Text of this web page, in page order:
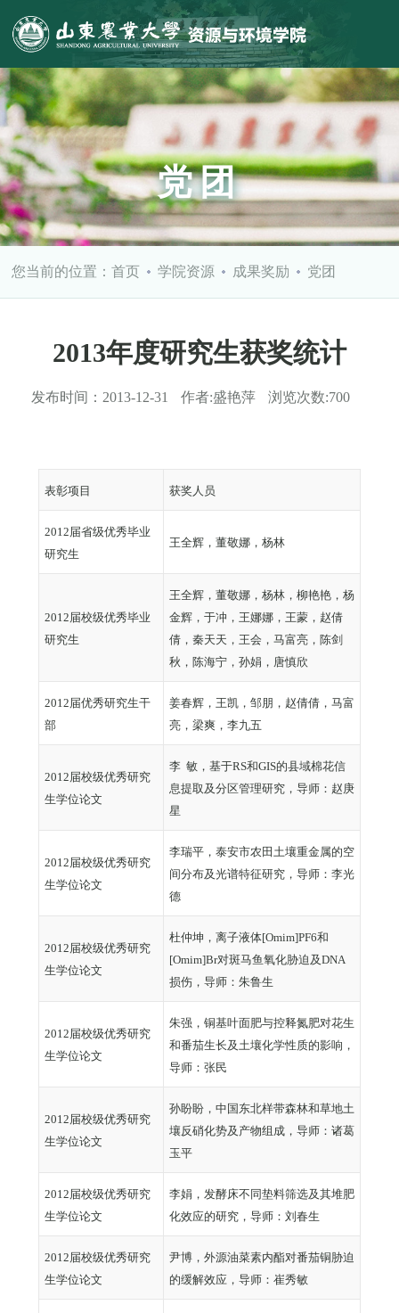
党团
您当前的位置：首页 学院资源 成果奖励 党团
2013年度研究生获奖统计
发布时间： 2013-12-31 作者:盛艳萍 浏览次数:700
表彰项目 获奖人员
2012届省级优秀毕业
研究生
王全辉，董敬娜，杨林
2012届校级优秀毕业
研究生
王全辉，董敬娜，杨林，柳艳艳，杨
金辉，于冲，王娜娜，王蒙，赵倩
倩，秦天天，王会，马富亮，陈剑
秋，陈海宁，孙娟，唐慎欣
2012届优秀研究生干
部
姜春辉，王凯，邹朋，赵倩倩，马富
亮，梁爽，李九五
2012届校级优秀研究
生学位论文
李 敏，基于RS和GIS的县域棉花信
息提取及分区管理研究，导师：赵庚
星
2012届校级优秀研究
生学位论文
李瑞平，泰安市农田土壤重金属的空
间分布及光谱特征研究，导师：李光
德
2012届校级优秀研究
生学位论文
杜仲坤，离子液体[Omim]PF6和
[Omim]Br对斑马鱼氧化胁迫及DNA
损伤，导师：朱鲁生
2012届校级优秀研究
生学位论文
朱强，铜基叶面肥与控释氮肥对花生
和番茄生长及土壤化学性质的影响，
导师：张民
2012届校级优秀研究
生学位论文
孙盼盼，中国东北样带森林和草地土
壤反硝化势及产物组成，导师：诸葛
玉平
2012届校级优秀研究
生学位论文
李娟，发酵床不同垫料筛选及其堆肥
化效应的研究，导师：刘春生
2012届校级优秀研究
生学位论文
尹博，外源油菜素内酯对番茄铜胁迫
的缓解效应，导师：崔秀敏